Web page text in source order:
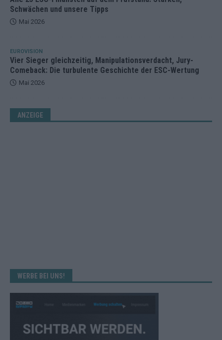
Schwächen und unsere Tipps
Mai 2026
EUROVISION
Vier Sieger gleichzeitig, Manipulationsverdacht, Jury-
Comeback: Die turbulente Geschichte der ESC-Wertung
Mai 2026
ANZEIGE
WERBE BEI UNS!